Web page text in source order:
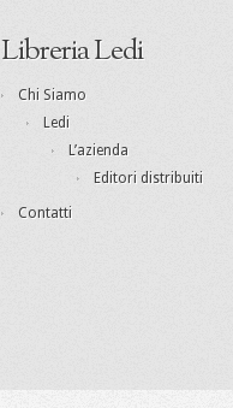
Libreria Ledi
Chi Siamo
Ledi
L’azienda
Editori distribuiti
Contatti